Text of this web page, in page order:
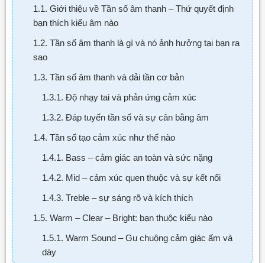
1.1. Giới thiệu về Tần số âm thanh – Thứ quyết định
bạn thích kiểu âm nào
1.2. Tần số âm thanh là gì và nó ảnh hưởng tai bạn ra
sao
1.3. Tần số âm thanh và dải tần cơ bản
1.3.1. Độ nhạy tai và phản ứng cảm xúc
1.3.2. Đáp tuyến tần số và sự cân bằng âm
1.4. Tần số tạo cảm xúc như thế nào
1.4.1. Bass – cảm giác an toàn và sức nặng
1.4.2. Mid – cảm xúc quen thuộc và sự kết nối
1.4.3. Treble – sự sáng rõ và kích thích
1.5. Warm – Clear – Bright: bạn thuộc kiểu nào
1.5.1. Warm Sound – Gu chuộng cảm giác ấm và
dày